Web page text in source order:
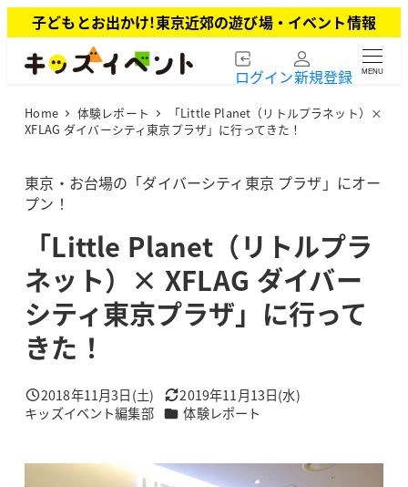
イ
子どもとお出かけ!東京近郊の遊び場・イベント情報
ログイン新規登録 MENU
Home 体験レポート
「Little Planet（リトルプラネット）×
XFLAG ダイバーシティ東京プラザ」に行ってきた！
東京・お台場の「ダイバーシティ東京 プラザ」にオー
プン！
「Little Planet（リトルプラ
ネット）× XFLAG ダイバー
シティ東京プラザ」に行って
きた！
投稿日
2018年11月3日(土) 更新日
2019年11月13日(水)
著
キッズイベント編集部 カテゴリー
体験レポート